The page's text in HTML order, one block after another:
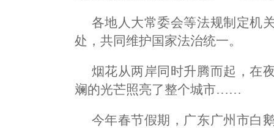
各地人大常委会等法规制定机
处，共同维护国家法治统一。
烟花从两岸同时升腾而起，在
斓的光芒照亮了整个城市……
今年春节假期，广东广州市白